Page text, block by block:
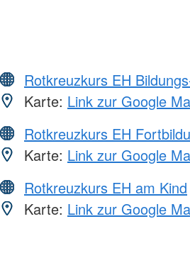
Rotkreuzkurs EH
Karte: Link zur Google
Rotkreuzkurs EH
Karte: Link zur Google
Rotkreuzkurs EH am Kind
Karte: Link zur Google